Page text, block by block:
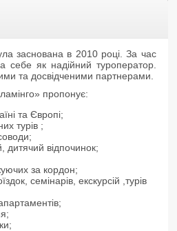
заснована в 2010 році. За час
себе як надійний туроператор.
та досвідченими партнерами.
пропонує:
та Європі;
турів ;
дитячий відпочинок;
за кордон;
семінарів, екскурсій ,турів